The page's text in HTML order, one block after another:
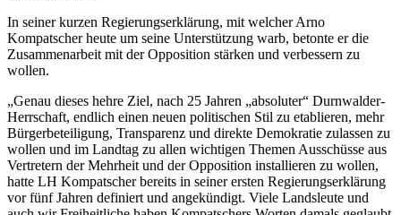
In seiner kurzen Regierungserklärung, mit welcher Arno
Kompatscher heute um seine Unterstützung warb, betonte er die
Zusammenarbeit mit der Opposition stärken und verbessern zu
wollen.
„Genau dieses hehre Ziel, nach 25 Jahren „absoluter“ Durnwalder-
Herrschaft, endlich einen neuen politischen Stil zu etablieren, mehr
Bürgerbeteiligung, Transparenz und direkte Demokratie zulassen zu
wollen und im Landtag zu allen wichtigen Themen Ausschüsse aus
Vertretern der Mehrheit und der Opposition installieren zu wollen,
hatte LH Kompatscher bereits in seiner ersten Regierungserklärung
vor fünf Jahren definiert und angekündigt. Viele Landsleute und